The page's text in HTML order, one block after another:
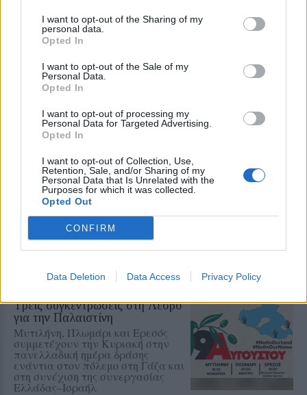
I want to opt-out of the Sharing of my
personal data.
Opted In
I want to opt-out of the Sale of my
Personal Data.
Opted In
I want to opt-out of processing my
Personal Data for Targeted Advertising.
Opted In
I want to opt-out of Collection, Use,
Retention, Sale, and/or Sharing of my
Personal Data that Is Unrelated with the
Purposes for which it was collected.
Opted Out
CONFIRM
Data Deletion Data Access Privacy Policy
ΔΡΑΣΕΙΣ
Η Έλλη και ο Φρίξος
Πρωτογερέλλη στους δρόμους
της μνήμης
Η Θερμή τίμησε τους δύο
Αντίστασης, ενώ κατατέθηκε
πρόταση να δοθεί το όνομά τους σε
δρόμο του τόπου όπου γεννήθηκαν
ΔΡΑΣΕΙΣ
Ένα γλυκό ταξίδι στη φύση της
δυτικής Λέσβου
Το θυμαρίσιο μέλι, οι επικονιαστές
και τα αρωματικά φυτά
πρωταγωνίστησαν στη γευστική
εμπειρία που φιλοξενεησε το
Μουσείο Φυσικής Ιστορίας
Τρεις συγκεντρώσεις στη Λέσβο
για την Παλαιστίνη
Μυτιλήνη, Πλωμάρι και Ερεσός
συμμετέχουν την Κυριακή στην
πανελλαδική ημέρα δράσης
ενάντια στον πόλεμο στη Γάζα και
στη συνέχιση της συνεργασίας
Ελλάδας–Ισραήλ